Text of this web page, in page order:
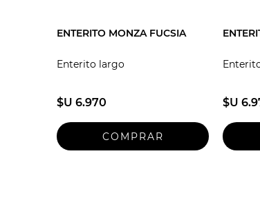
ENTERITO MONZA FUCSIA
Enterito largo
$U 6.970 $U